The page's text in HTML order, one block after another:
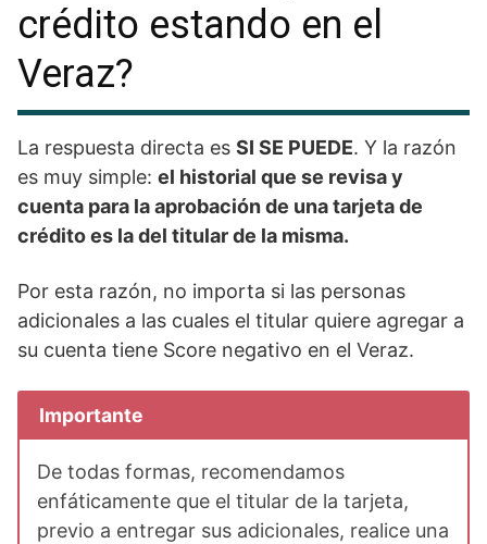
crédito estando en el
Veraz?
La respuesta directa es SI SE PUEDE. Y la razón
es muy simple: el historial que se revisa y
cuenta para la aprobación de una tarjeta de
crédito es la del titular de la misma.
Por esta razón, no importa si las personas
adicionales a las cuales el titular quiere agregar a
su cuenta tiene Score negativo en el Veraz.
Importante
De todas formas, recomendamos
enfáticamente que el titular de la tarjeta,
previo a entregar sus adicionales, realice una